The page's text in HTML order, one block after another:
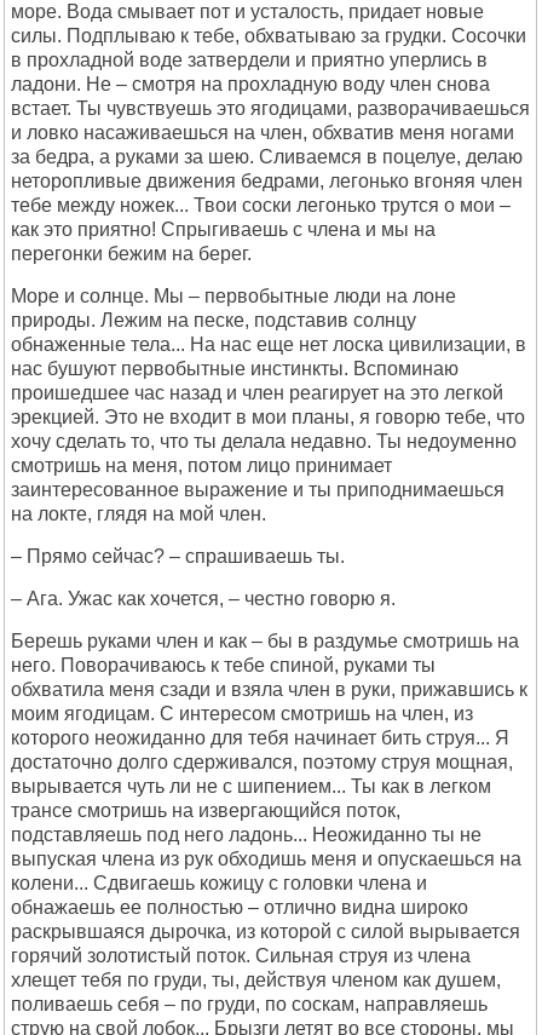
море. Вода смывает пот и усталость, придает новые
силы. Подплываю к тебе, обхватываю за грудки. Сосочки
в прохладной воде затвердели и приятно уперлись в
ладони. Не – смотря на прохладную воду член снова
встает. Ты чувствуешь это ягодицами, разворачиваешься
и ловко насаживаешься на член, обхватив меня ногами
за бедра, а руками за шею. Сливаемся в поцелуе, делаю
неторопливые движения бедрами, легонько вгоняя член
тебе между ножек... Твои соски легонько трутся о мои –
как это приятно! Спрыгиваешь с члена и мы на
перегонки бежим на берег.
Море и солнце. Мы – первобытные люди на лоне
природы. Лежим на песке, подставив солнцу
обнаженные тела... На нас еще нет лоска цивилизации, в
нас бушуют первобытные инстинкты. Вспоминаю
проишедшее час назад и член реагирует на это легкой
эрекцией. Это не входит в мои планы, я говорю тебе, что
хочу сделать то, что ты делала недавно. Ты недоуменно
смотришь на меня, потом лицо принимает
заинтересованное выражение и ты приподнимаешься
на локте, глядя на мой член.
– Прямо сейчас? – спрашиваешь ты.
– Ага. Ужас как хочется, – честно говорю я.
Берешь руками член и как – бы в раздумье смотришь на
него. Поворачиваюсь к тебе спиной, руками ты
обхватила меня сзади и взяла член в руки, прижавшись к
моим ягодицам. С интересом смотришь на член, из
которого неожиданно для тебя начинает бить струя... Я
достаточно долго сдерживался, поэтому струя мощная,
вырывается чуть ли не с шипением... Ты как в легком
трансе смотришь на извергающийся поток,
подставляешь под него ладонь... Неожиданно ты не
выпуская члена из рук обходишь меня и опускаешься на
колени... Сдвигаешь кожицу с головки члена и
обнажаешь ее полностью – отлично видна широко
раскрывшаяся дырочка, из которой с силой вырывается
горячий золотистый поток. Сильная струя из члена
хлещет тебя по груди, ты, действуя членом как душем,
поливаешь себя – по груди, по соскам, направляешь
струю на свой лобок... Брызги летят во все стороны, мы